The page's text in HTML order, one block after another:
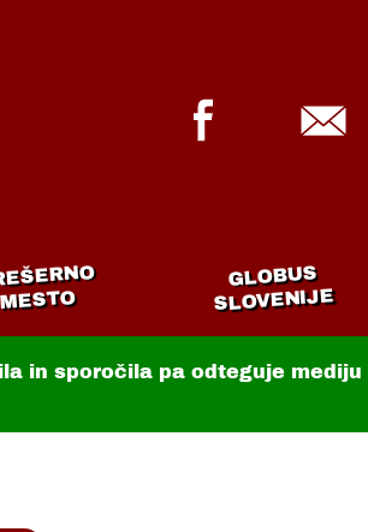
MESTO
GLOBUS
SLOVENIJE
in sporočila pa odteguje